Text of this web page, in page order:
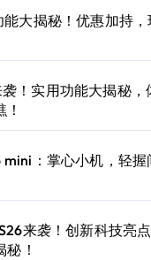
能大揭秘！优惠加持，
袭！实用功能大揭秘，
mini：掌心小机，轻握
来袭！创新科技亮点
！